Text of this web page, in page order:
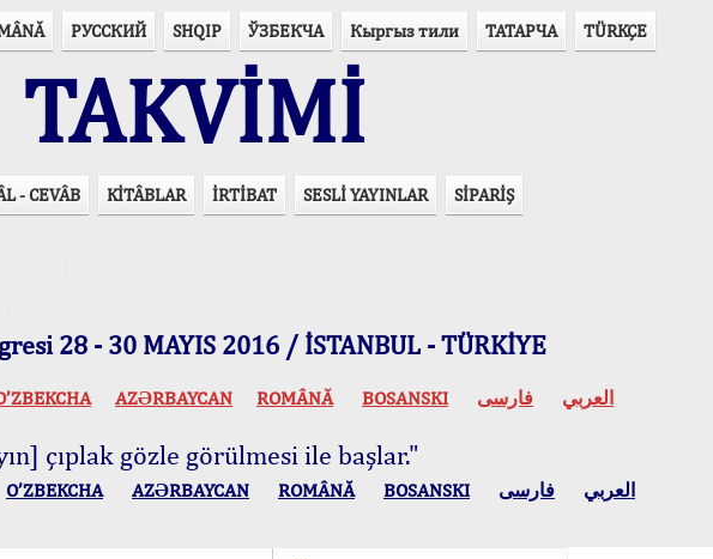
РУССКИЙ SHQIP ЎЗБЕКЧА Кыргыз тили ТАТАРЧА TÜRKÇE
- CEVÂB KİTÂBLAR İRTİBAT SESLİ YAYINLAR SİPARİŞ
28 - 30 MAYIS 2016 / İSTANBUL - TÜRKİYE
AZӘRBAYCAN ROMÂNĂ BOSANSKI العربي فارسی
çıplak gözle görülmesi ile başlar."
O’ZBEKCHA AZӘRBAYCAN ROMÂNĂ BOSANSKI العربي فارسی